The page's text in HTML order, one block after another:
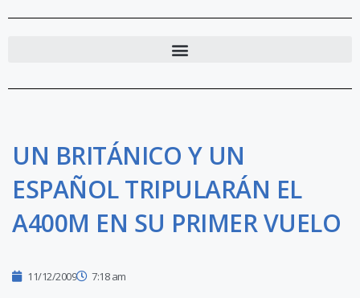
UN BRITÁNICO Y UN
ESPAÑOL TRIPULARÁN EL
A400M EN SU PRIMER VUELO
11/12/2009 7:18 am